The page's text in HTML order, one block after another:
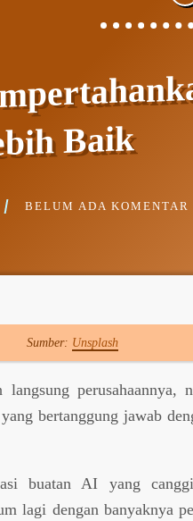
Baik
BELUM ADA KOMENTAR
Sumber: Unsplash
perusahaannya,
bertanggung jawab
buatan AI yang
lagi dengan banyaknya